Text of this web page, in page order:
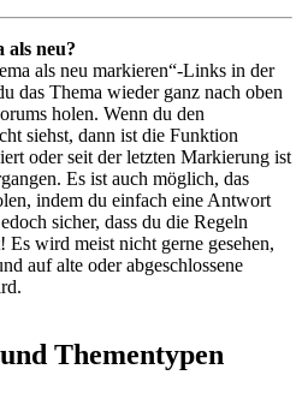
als neu?
als neu markieren“-Links in der
das Thema wieder ganz nach oben
holen. Wenn du den
siehst, dann ist die Funktion
oder seit der letzten Markierung ist
Es ist auch möglich, das
indem du einfach eine Antwort
sicher, dass du die Regeln
Es wird meist nicht gerne gesehen,
auf alte oder abgeschlossene
Thementypen